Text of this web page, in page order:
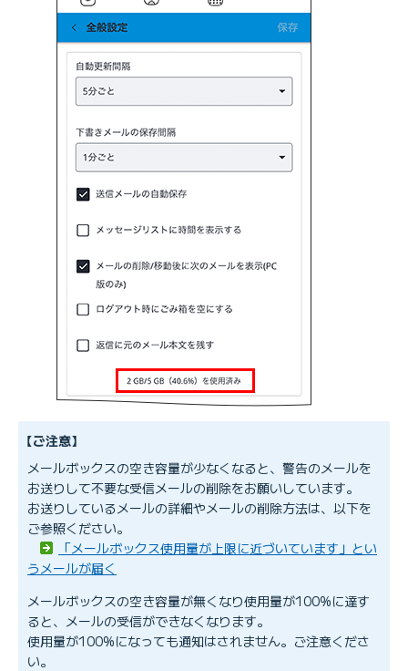
【ご注意】
メールボックスの空き容量が少なくなると、警告のメールを
お送りして不要な受信メールの削除をお願いしています。
お送りしているメールの詳細やメールの削除方法は、以下を
ご参照ください。
「メールボックス使用量が上限に近づいています」とい
うメールが届く
メールボックスの空き容量が無くなり使用量が100%に達す
ると、メールの受信ができなくなります。
使用量が100%になっても通知はされません。ご注意くださ
い。